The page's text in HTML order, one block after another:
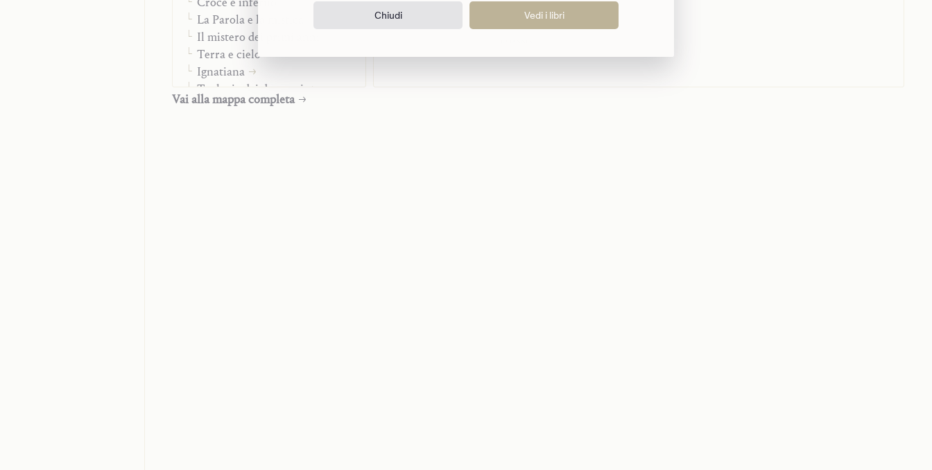
La Parola e la mistica
Il mistero dei primi anni
Terra e cielo
Ignatiana
Teologia dei due sessi
Vai alla mappa completa
Chiudi Vedi i libri